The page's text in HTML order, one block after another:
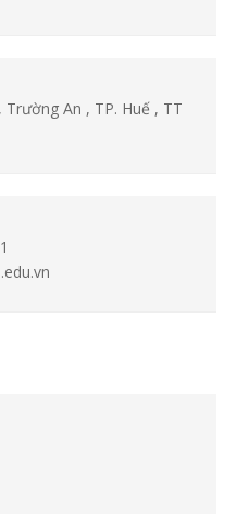
An , TP. Huế , TT